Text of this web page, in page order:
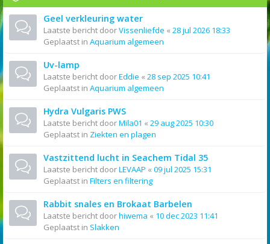
Geel verkleuring water
Laatste bericht doorVissenliefde « 28 jul 2026 18:33
Geplaatst in Aquarium algemeen
Uv-lamp
Laatste bericht doorEddie « 28 sep 2025 10:41
Geplaatst in Aquarium algemeen
Hydra Vulgaris PWS
Laatste bericht doorMila01 « 29 aug 2025 10:30
Geplaatst in Ziekten en plagen
Vastzittend lucht in Seachem Tidal 35
Laatste bericht doorLEVAAP « 09 jul 2025 15:31
Geplaatst in Filters en filtering
Rabbit snales en Brokaat Barbelen
Laatste bericht doorhiwema « 10 dec 2023 11:41
Geplaatst in Slakken